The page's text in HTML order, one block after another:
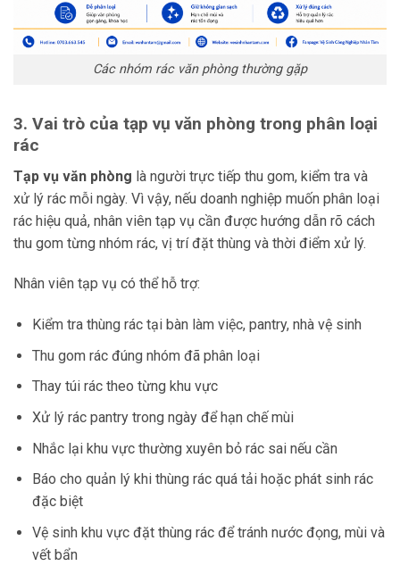
Các nhóm rác văn phòng thường gặp
3. Vai trò của tạp vụ văn phòng trong phân loại
rác
Tạp vụ văn phòng là người trực tiếp thu gom, kiểm tra và
xử lý rác mỗi ngày. Vì vậy, nếu doanh nghiệp muốn phân loại
rác hiệu quả, nhân viên tạp vụ cần được hướng dẫn rõ cách
thu gom từng nhóm rác, vị trí đặt thùng và thời điểm xử lý.
Nhân viên tạp vụ có thể hỗ trợ:
Kiểm tra thùng rác tại bàn làm việc, pantry, nhà vệ sinh
Thu gom rác đúng nhóm đã phân loại
Thay túi rác theo từng khu vực
Xử lý rác pantry trong ngày để hạn chế mùi
Nhắc lại khu vực thường xuyên bỏ rác sai nếu cần
Báo cho quản lý khi thùng rác quá tải hoặc phát sinh rác
đặc biệt
Vệ sinh khu vực đặt thùng rác để tránh nước đọng, mùi và
vết bẩn